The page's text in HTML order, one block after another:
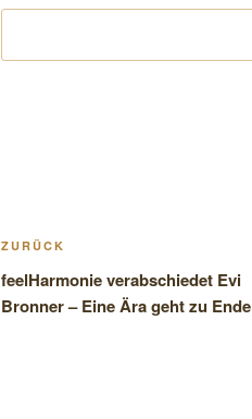
Beitragsnavigation
Vorheriger
Beitrag
ZURÜCK
feelHarmonie verabschiedet Evi
Bronner – Eine Ära geht zu Ende